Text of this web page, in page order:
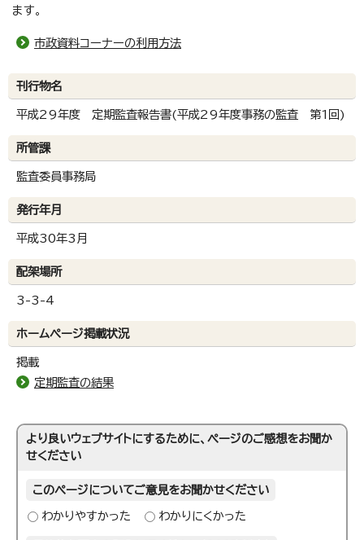
ます。
市政資料コーナーの利用方法
刊行物名
平成29年度 定期監査報告書(平成29年度事務の監査 第1回)
所管課
監査委員事務局
発行年月
平成30年3月
配架場所
3-3-4
ホームページ掲載状況
掲載
定期監査の結果
より良いウェブサイトにするために、ページのご感想をお聞か
せください
このページについてご意見をお聞かせください
わかりやすかった わかりにくかった